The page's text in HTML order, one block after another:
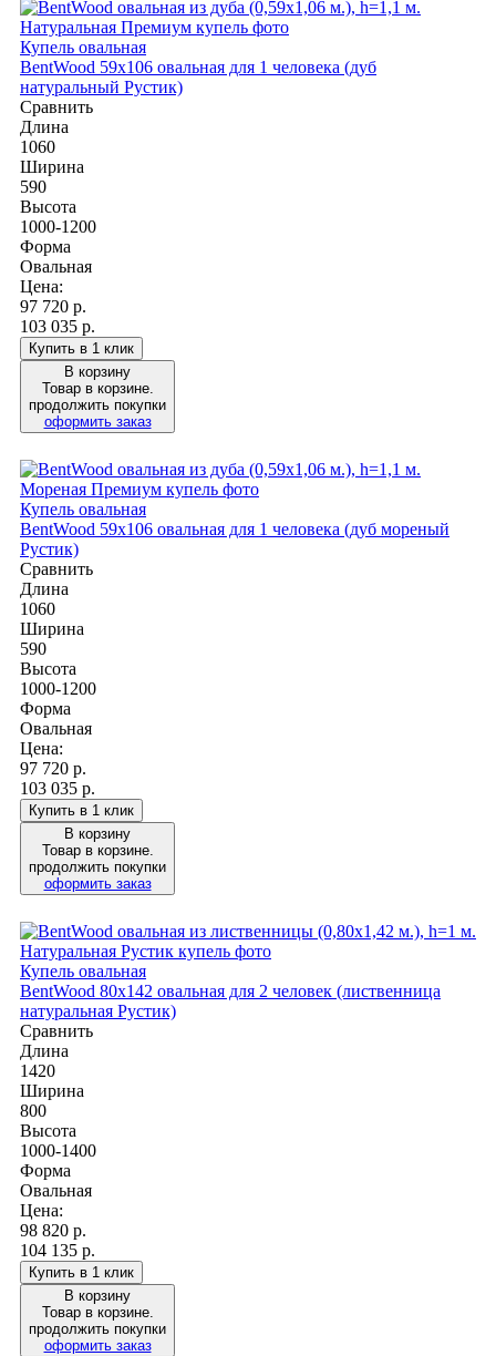
Купель овальная
BentWood 59х106 овальная для 1 человека (дуб
натуральный Рустик)
Сравнить
Длина
1060
Ширина
590
Высота
1000-1200
Форма
Овальная
Цена:
97 720 р.
103 035 р.
Купить в 1 клик
В корзину
Товар в корзине.
продолжить покупки
оформить заказ
Купель овальная
BentWood 59х106 овальная для 1 человека (дуб мореный
Рустик)
Сравнить
Длина
1060
Ширина
590
Высота
1000-1200
Форма
Овальная
Цена:
97 720 р.
103 035 р.
Купить в 1 клик
В корзину
Товар в корзине.
продолжить покупки
оформить заказ
Купель овальная
BentWood 80х142 овальная для 2 человек (лиственница
натуральная Рустик)
Сравнить
Длина
1420
Ширина
800
Высота
1000-1400
Форма
Овальная
Цена:
98 820 р.
104 135 р.
Купить в 1 клик
В корзину
Товар в корзине.
продолжить покупки
оформить заказ